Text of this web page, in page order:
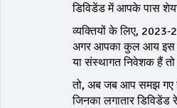
डिविडेंड में आपके पास
व्यक्तियों के लिए,
अगर आपका कुल आय इस
या संस्थागत निवेशक हैं
तो, अब जब आप समझ गए
जिनका लगातार